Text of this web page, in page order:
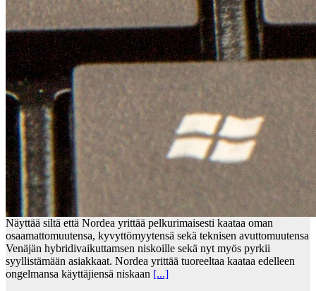
Näyttää siltä että Nordea yrittää pelkurimaisesti kaataa oman
osaamattomuutensa, kyvyttömyytensä sekä teknisen avuttomuutensa
Venäjän hybridivaikuttamsen niskoille sekä nyt myös pyrkii
syyllistämään asiakkaat. Nordea yrittää tuoreeltaa kaataa edelleen
ongelmansa käyttäjiensä niskaan [...]